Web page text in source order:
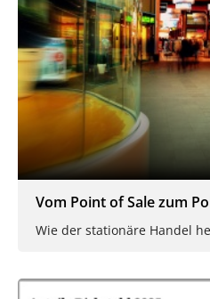
Vom Point of Sale zum
Wie der stationäre Handel